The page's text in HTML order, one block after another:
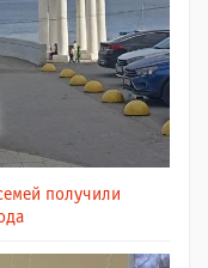
получили